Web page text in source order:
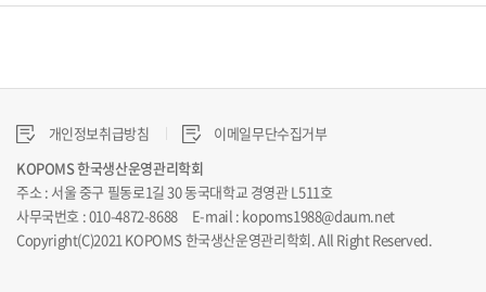
개인정보취급방침
이메일무단수집거부
KOPOMS 한국생산운영관리학회
주소 : 서울 중구 필동로1길 30 동국대학교 경영관 L511호
사무국번호 : 010-4872-8688 E-mail : kopoms1988@daum.net
Copyright(C)2021 KOPOMS 한국생산운영관리학회. All Right Reserved.